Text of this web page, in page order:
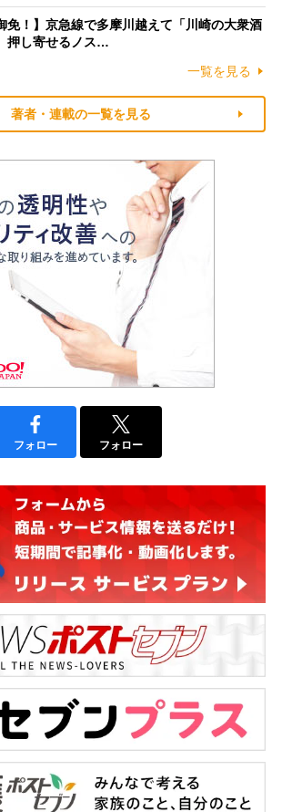
免！】京急線で多摩川越えて「川崎の大衆酒
押し寄せるノス…
一覧を見る
著者・連載の一覧を見る
フォロー フォロー